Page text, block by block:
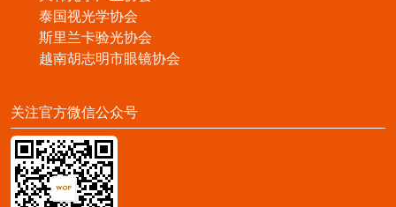
泰国视光学协会
斯里兰卡验光协会
越南胡志明市眼镜协会
关注官方微信公众号